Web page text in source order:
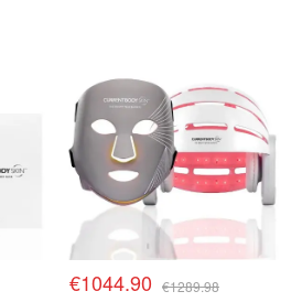
€1044.90 €1289.98